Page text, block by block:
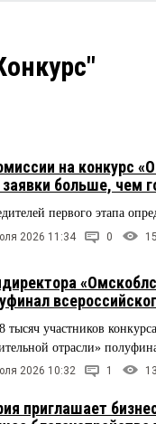
на конкурс
заявки больше, чем
первого этапа
2026 11:34 0
тысяч участников
отрасли»
2026 10:32 1
приглашает